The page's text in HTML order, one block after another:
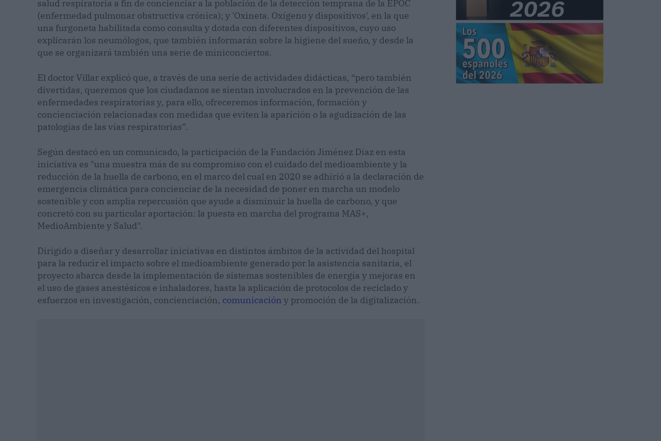
salud respiratoria a fin de concienciar a la población de la detección temprana de la EPOC
(enfermedad pulmonar obstructiva crónica); y 'Oxineta. Oxígeno y dispositivos', en la que
una furgoneta habilitada como consulta y dotada con diferentes dispositivos, cuyo uso
explicarán los neumólogos, que también informarán sobre la higiene del sueño, y desde la
que se organizará también una serie de miniconciertos.
El doctor Villar explicó que, a través de una serie de actividades didácticas, “pero también
divertidas, queremos que los ciudadanos se sientan involucrados en la prevención de las
enfermedades respiratorias y, para ello, ofreceremos información, formación y
concienciación relacionadas con medidas que eviten la aparición o la agudización de las
patologías de las vías respiratorias”.
Según destacó en un comunicado, la participación de la Fundación Jiménez Díaz en esta
iniciativa es "una muestra más de su compromiso con el cuidado del medioambiente y la
reducción de la huella de carbono, en el marco del cual en 2020 se adhirió a la declaración de
emergencia climática para concienciar de la necesidad de poner en marcha un modelo
sostenible y con amplia repercusión que ayude a disminuir la huella de carbono, y que
concretó con su particular aportación: la puesta en marcha del programa MAS+,
MedioAmbiente y Salud".
Dirigido a diseñar y desarrollar iniciativas en distintos ámbitos de la actividad del hospital
para la reducir el impacto sobre el medioambiente generado por la asistencia sanitaria, el
proyecto abarca desde la implementación de sistemas sostenibles de energía y mejoras en
el uso de gases anestésicos e inhaladores, hasta la aplicación de protocolos de reciclado y
esfuerzos en investigación, concienciación, comunicación y promoción de la digitalización.